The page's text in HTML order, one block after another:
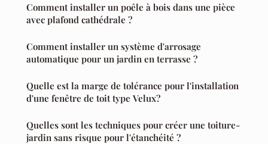
Comment installer un poêle à bois dans une pièce
avec plafond cathédrale ?
Comment installer un système d'arrosage
automatique pour un jardin en terrasse ?
Quelle est la marge de tolérance pour l'installation
d'une fenêtre de toit type Velux?
Quelles sont les techniques pour créer une toiture-
jardin sans risque pour l'étanchéité ?